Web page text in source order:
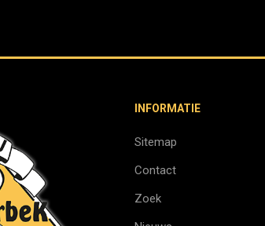
INFORMATIE
Sitemap
Contact
Zoek